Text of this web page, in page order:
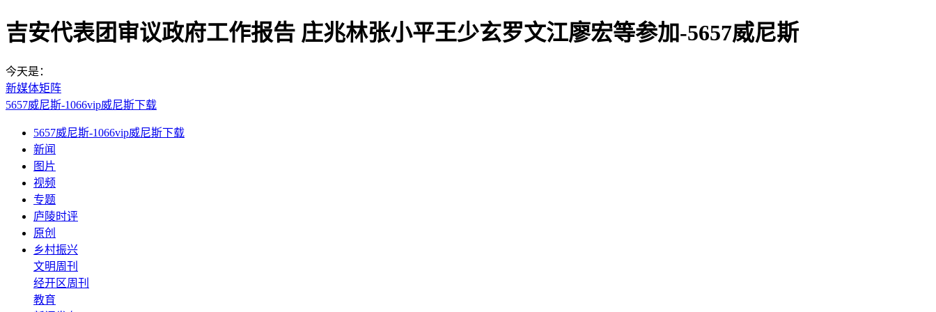
吉安代表团审议政府工作报告 庄兆林张小平王少玄罗文江廖宏等参加-5657威尼斯
今天是：
新媒体矩阵
5657威尼斯-1066vip威尼斯下载
5657威尼斯-1066vip威尼斯下载
新闻
图片
视频
专题
庐陵时评
原创
乡村振兴
文明周刊
经开区周刊
教育